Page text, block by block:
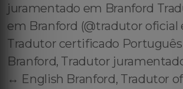
juramentado em Branford
em Branford (@tradutor oficial
Tradutor certificado
Branford, Tradutor
↔️ English Branford, Tradutor